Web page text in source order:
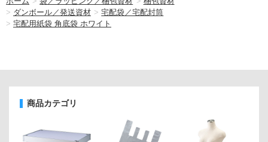
> ダンボール／発送資材 >宅配袋／宅配封筒
> 宅配用紙袋 角底袋 ホワイト
商品カテゴリ